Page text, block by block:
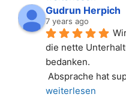
Gudrun Herpich
7 years ago
die nette
bedanken.
Absprache hat
weiterlesen